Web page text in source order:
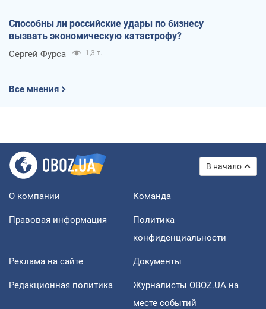
Способны ли российские удары по бизнесу
вызвать экономическую катастрофу?
Сергей Фурса 1,3 т.
Все мнения
В начало
О компании Команда
Правовая информация
Политика
конфиденциальности
Реклама на сайте Документы
Редакционная политика
Журналисты OBOZ.UA на
месте событий